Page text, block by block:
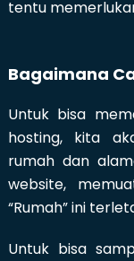
tentu
Bagaimana
Untuk bisa
hosting, kita
rumah dan
website,
“Rumah” ini
Untuk bisa